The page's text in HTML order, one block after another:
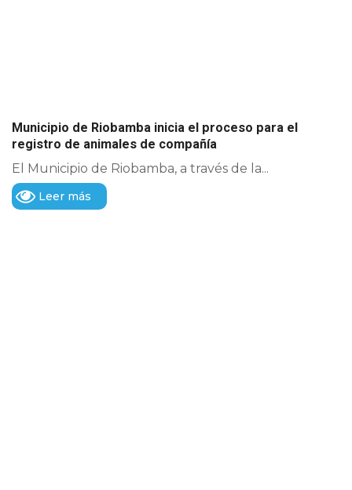
Municipio de Riobamba inicia el proceso para el
registro de animales de compañía
El Municipio de Riobamba, a través de la...
Leer más